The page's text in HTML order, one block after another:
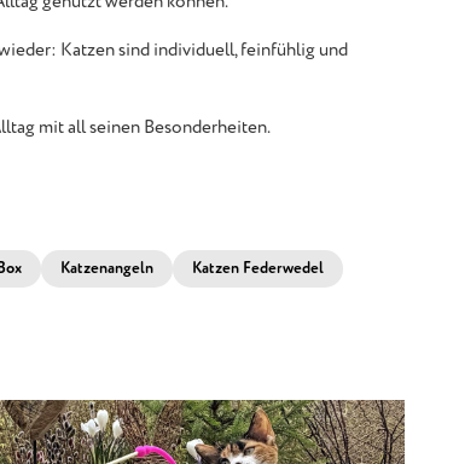
Katzen sind individuell, feinfühlig und
mit all seinen Besonderheiten.
Katzenangeln
Katzen Federwedel